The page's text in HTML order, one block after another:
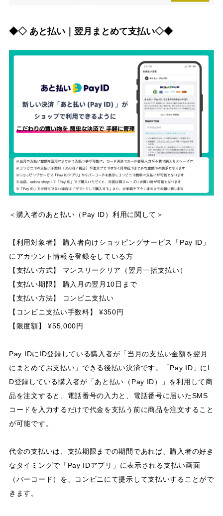
◆◇ あと払い｜翌月まとめて支払い◇◆
＜購入者のあと払い（Pay ID）利用に関して＞
【利用対象者】 購入者向けショッピングサービス「Pay ID」
にアカウント情報を登録をしている方
【支払い方式】 マンスリークリア（翌月一括支払い）
【支払い期限】 購入月の翌月10日まで
【支払い方法】 コンビニ支払い
【コンビニ支払い手数料】 ¥350円
【限度額】 ¥55,000円
Pay IDにID登録している購入者が「当月の支払い金額を翌月
にまとめてお支払い」できる後払い決済です。「Pay ID」にI
D登録している購入者が「あと払い（Pay ID）」を利用して商
品を注文すると、電話番号の入力と、電話番号に届いたSMS
コードを入力するだけで代金を支払う前に商品を注文すること
が可能です。
代金の支払いは、支払期限までの期間であれば、購入者の好き
なタイミングで「Pay IDアプリ」に表示される支払い画面
（バーコード）を、コンビニにて提示して支払いすることがで
きます。